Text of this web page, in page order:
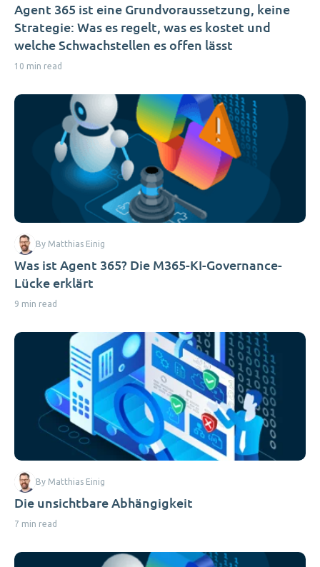
Agent 365 ist eine Grundvoraussetzung, keine
Strategie: Was es regelt, was es kostet und
welche Schwachstellen es offen lässt
10 min read
Was ist Agent 365? Die M365-KI-Governance-
Lücke erklärt
9 min read
By Matthias Einig
Die unsichtbare Abhängigkeit
7 min read
By Matthias Einig